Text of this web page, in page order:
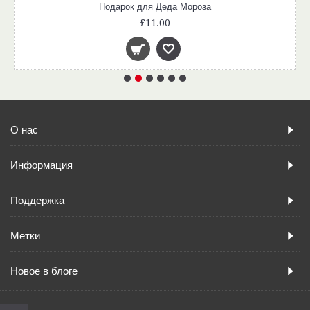
Подарок для Деда Мороза
£11.00
О нас
Информация
Поддержка
Метки
Новое в блоге